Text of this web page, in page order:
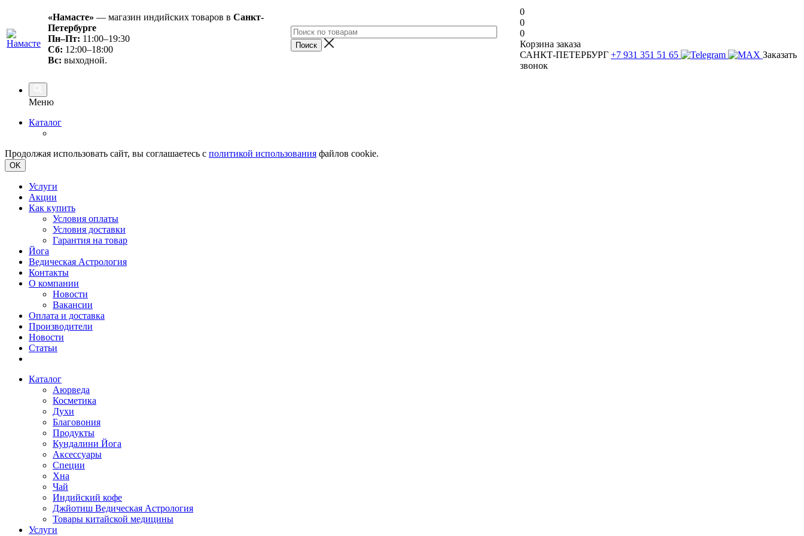
«Намасте» — магазин индийских товаров в Санкт-
Петербурге
Пн–Пт: 11:00–19:30
Сб: 12:00–18:00
Вс: выходной.
0
0
0
Корзина заказа
САНКТ-ПЕТЕРБУРГ +7 931 351 51 65
Заказать
звонок
Меню
Каталог
Продолжая использовать сайт, вы соглашаетесь с политикой использования файлов cookie.
OK
Услуги
Акции
Как купить
Условия оплаты
Условия доставки
Гарантия на товар
Йога
Ведическая Астрология
Контакты
О компании
Новости
Вакансии
Оплата и доставка
Производители
Новости
Статьи
Каталог
Аюрведа
Косметика
Духи
Благовония
Продукты
Кундалини Йога
Аксессуары
Специи
Хна
Чай
Индийский кофе
Джйотиш Ведическая Астрология
Товары китайской медицины
Услуги